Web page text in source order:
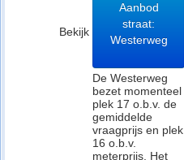
Bekijk
Aanbod
straat:
Westerweg
De Westerweg
bezet momenteel
plek 17 o.b.v. de
gemiddelde
vraagprijs en plek
16 o.b.v.
meterprijs. Het